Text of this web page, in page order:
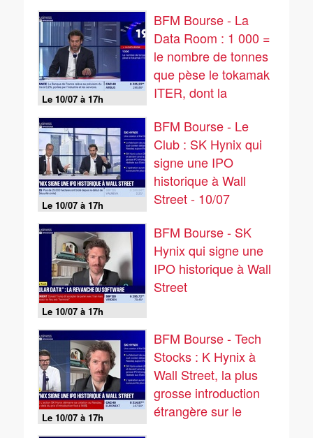
Le 10/07 à 17h
BFM Bourse - La
Data Room : 1 000 =
le nombre de tonnes
que pèse le tokamak
ITER, dont la
aimant géant a été
posée cette semaine
- 10/07
Le 10/07 à 17h
BFM Bourse - Le
Club : SK Hynix qui
signe une IPO
historique à Wall
Street - 10/07
Le 10/07 à 17h
BFM Bourse - SK
Hynix qui signe une
IPO historique à Wall
Street
Le 10/07 à 17h
BFM Bourse - Tech
Stocks : K Hynix à
Wall Street, la plus
grosse introduction
étrangère sur le